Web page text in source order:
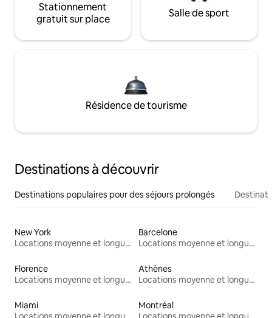
Stationnement
gratuit sur place
Salle de sport
Résidence de tourisme
Destinations à découvrir
Destinations populaires pour des séjours prolongés
New York
Locations moyenne et longue durée
Barcelone
Locations moyenne et longue durée
Florence
Locations moyenne et longue durée
Athènes
Locations moyenne et longue durée
Miami
Montréal